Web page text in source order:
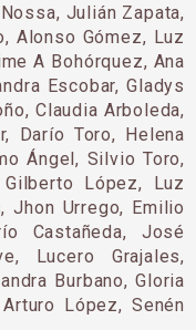
Julián Zapata,
Alonso Gómez, Luz
A Bohórquez, Ana
Escobar, Gladys
Claudia Arboleda,
Darío Toro, Helena
Ángel, Silvio Toro,
López, Luz
Jhon Urrego, Emilio
Castañeda, José
Lucero Grajales,
Burbano, Gloria
López, Senén